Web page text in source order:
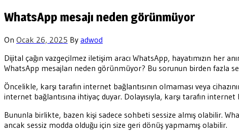
WhatsApp mesajı neden görünmüyor
On Ocak 26, 2025 By adwod
Dijital çağın vazgeçilmez iletişim aracı WhatsApp, hayatımızın her
WhatsApp mesajları neden görünmüyor? Bu sorunun birden fazla
Öncelikle, karşı tarafın internet bağlantısının olmaması veya
internet bağlantısına ihtiyaç duyar. Dolayısıyla, karşı tarafın
Bununla birlikte, bazen kişi sadece sohbeti sessize almış olabilir.
ancak sessiz modda olduğu için size geri dönüş yapmamış olabilir.